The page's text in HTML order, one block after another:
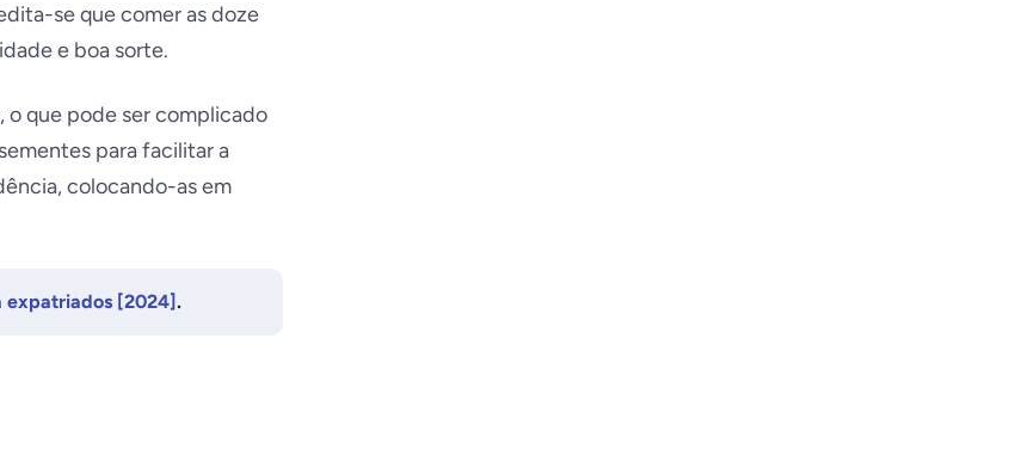
se que comer as doze
e boa sorte.
o que pode ser complicado
para facilitar a
colocando-as em
expatriados [2024].